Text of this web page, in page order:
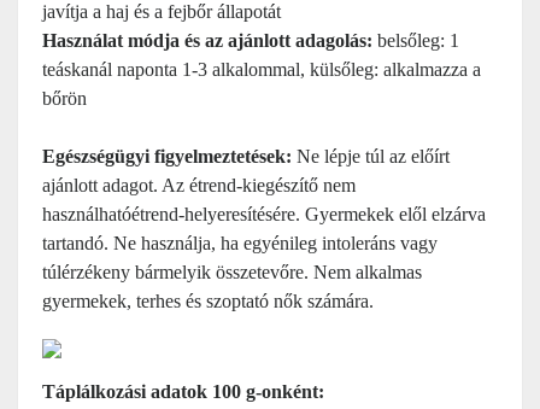
javítja a haj és a fejbőr állapotát
Használat módja és az ajánlott adagolás: belsőleg: 1
teáskanál naponta 1-3 alkalommal, külsőleg: alkalmazza a
bőrön
Egészségügyi figyelmeztetések: Ne lépje túl az előírt
ajánlott adagot. Az étrend-kiegészítő nem
használhatóétrend-helyeresítésére. Gyermekek elől elzárva
tartandó. Ne használja, ha egyénileg intoleráns vagy
túlérzékeny bármelyik összetevőre. Nem alkalmas
gyermekek, terhes és szoptató nők számára.
Táplálkozási adatok 100 g-onként: